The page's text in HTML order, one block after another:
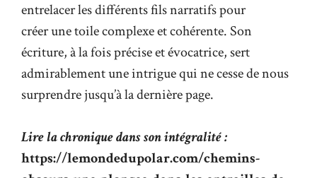
entrelacer les différents fils narratifs pour
créerune toile complexe et cohérente. Son
écriture, à la fois précise et évocatrice, sert
admirablement une intrigue qui ne cesse de nous
surprendre jusqu’à la dernière page.
Lire la chronique dans son intégralité :
https://lemondedupolar.com/chemins-